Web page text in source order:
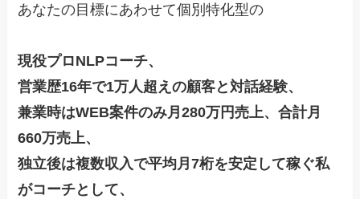
あなたの目標にあわせて個別特化型の
現役プロNLPコーチ、
営業歴16年で1万人超えの顧客と対話経験、
兼業時はWEB案件のみ月280万円売上、合計月
660万売上、
独立後は複数収入で平均月7桁を安定して稼ぐ私
がコーチとして、